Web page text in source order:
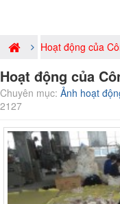
Hoạt động của
Hoạt động của
Chuyên mục: Ảnh hoạt
2127